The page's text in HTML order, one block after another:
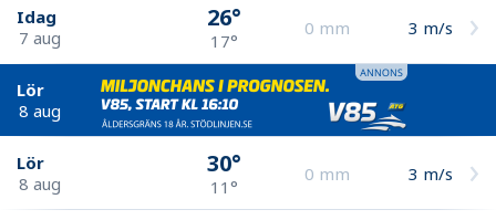
Idag
7 aug
26°
17°
0 mm 3 m/s
Lör
8 aug
Lör
8 aug
30°
11°
0 mm 3 m/s